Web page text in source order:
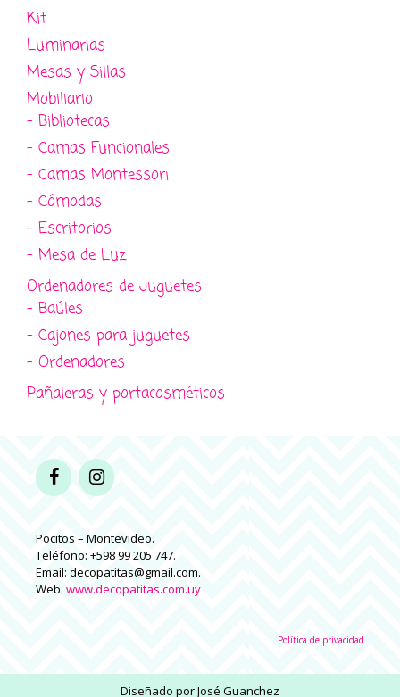
Kit
Luminarias
Mesas y Sillas
Mobiliario
- Bibliotecas
- Camas Funcionales
- Camas Montessori
- Cómodas
- Escritorios
- Mesa de Luz
Ordenadores de Juguetes
- Baúles
- Cajones para juguetes
- Ordenadores
Pañaleras y portacosméticos
Pocitos – Montevideo.
Teléfono: +598 99 205 747.
Email: decopatitas@gmail.com.
Web: www.decopatitas.com.uy
Política de privacidad
Diseñado porJosé Guanchez